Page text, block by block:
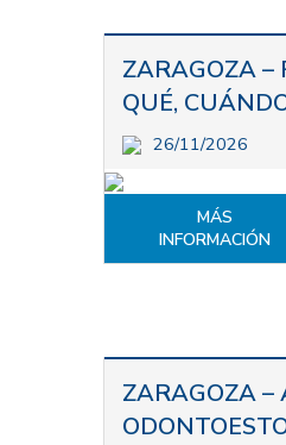
ZARAGOZA –
QUÉ,
26/11/2026
MÁS
INFORMACIÓN
ZARAGOZA –